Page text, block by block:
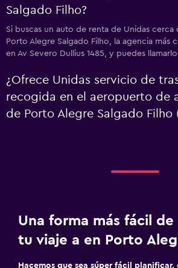
Salgado Filho?
Si buscas un auto de renta de Unidas
Porto Alegre Salgado Filho, la agencia más
en Av Severo Dullius 1485, y puedes
¿Ofrece Unidas servicio de
recogida en el aeropuerto de
de Porto Alegre Salgado Filho
Una forma más fácil
tu viaje a en Porto
Hacemos que sea súper fácil